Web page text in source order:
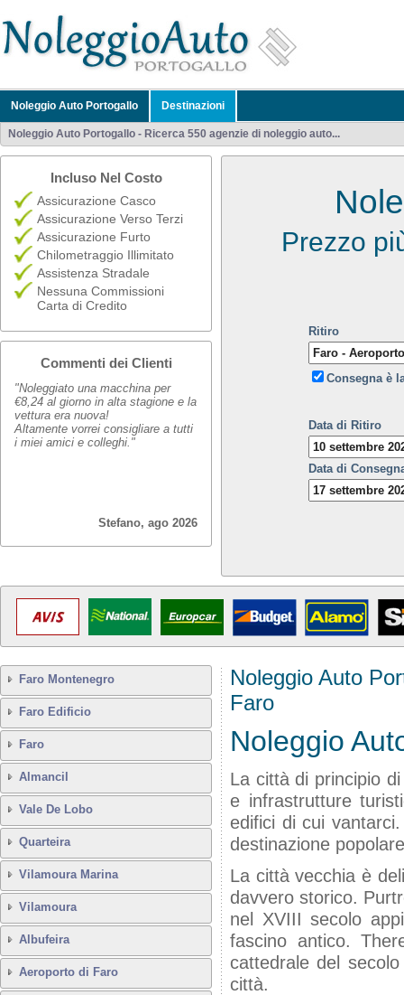
Noleggio Auto Portogallo Destinazioni
Noleggio Auto Portogallo - Ricerca 550 agenzie di noleggio auto...
Incluso Nel Costo
Assicurazione Casco
Assicurazione Verso Terzi
Assicurazione Furto
Chilometraggio Illimitato
Assistenza Stradale
Nessuna Commissioni
Carta di Credito
Commenti dei Clienti
"Noleggiato una macchina per
€8,24 al giorno in alta stagione e la
vettura era nuova!
Altamente vorrei consigliare a tutti
i miei amici e colleghi."
Stefano, ago 2026
Prezzo
Ritiro
Consegna è
Data di Ritiro
Data di
Faro Montenegro
Faro Edificio
Faro
Almancil
Vale De Lobo
Quarteira
Vilamoura Marina
Vilamoura
Albufeira
Aeroporto di Faro
Noleggio Auto
Faro
Noleggio
La città di principio
e infrastrutture
edifici di cui
destinazione
La città vecchia è
davvero storico.
nel XVIII secolo
fascino antico.
cattedrale del
città.